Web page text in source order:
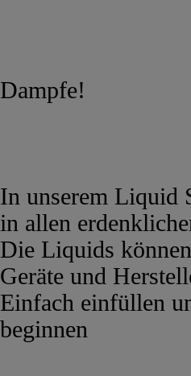
Dampfe!
In unserem Liquid
in allen
Die Liquids
Geräte und
Einfach einfüllen
beginnen